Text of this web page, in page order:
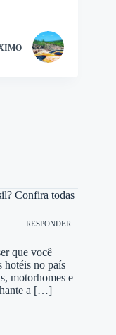
Confira todas
RESPONDER
que você
hotéis no país
motorhomes e
a […]